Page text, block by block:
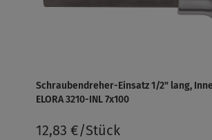
Schraubendreher-Einsatz 1/2" lang,
ELORA 3210-INL 7x100
12,83 €/Stück